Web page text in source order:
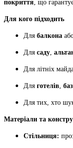
покриття , що
Для кого підходить
Для балкона
Для саду
Для літніх
Для готелів
Для тих, хто
Матеріали та
Стільниця: